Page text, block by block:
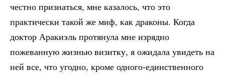
честно признаться, мне казалось, что это
практически такой же миф, как драконы. Когда
доктор Аракиэль протянула мне изрядно
пожеванную жизнью визитку, я ожидала увидеть на
ней все, что угодно, кроме одного-единственного